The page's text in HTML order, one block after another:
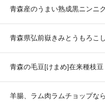
青森産のうまい熟成黒ニンニク
青森県弘前嶽きみとうもろこし
青森の毛豆[けまめ]在来種枝豆
羊腸、ラム肉ラムチョップなら